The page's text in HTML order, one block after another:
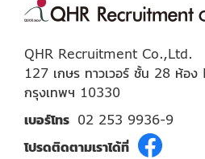
QHR Recruitment Co.,Ltd.
127 เกษร ทาวเวอร์ ชั้น 28 ห้อ
กรุงเทพฯ 10330
เบอร์โทร 02 253 9936-9
โปรดติดตามเราได้ที่